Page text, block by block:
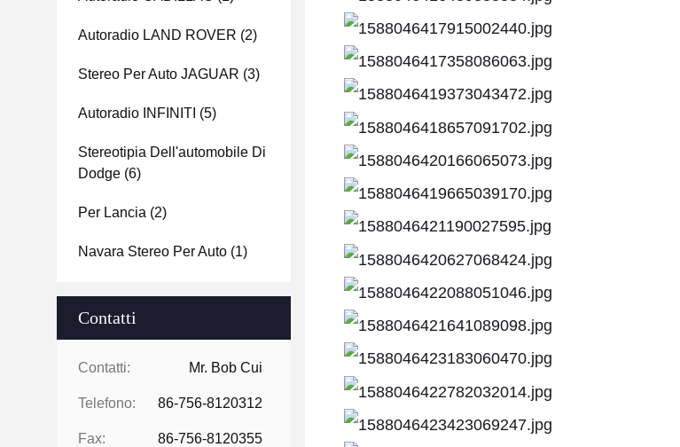
Autoradio LAND ROVER (2)
Stereo Per Auto JAGUAR (3)
Autoradio INFINITI (5)
Stereotipia Dell'automobile Di
Dodge (6)
Per Lancia (2)
Navara Stereo Per Auto (1)
Contatti
Contatti: Mr. Bob Cui
Telefono: 86-756-8120312
Fax: 86-756-8120355